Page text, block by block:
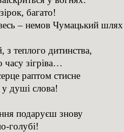
багато!
– немов Чумацький
з теплого дитинства,
зігріва…
раптом стисне
у душі слова!
подаруєш знову
голубі!